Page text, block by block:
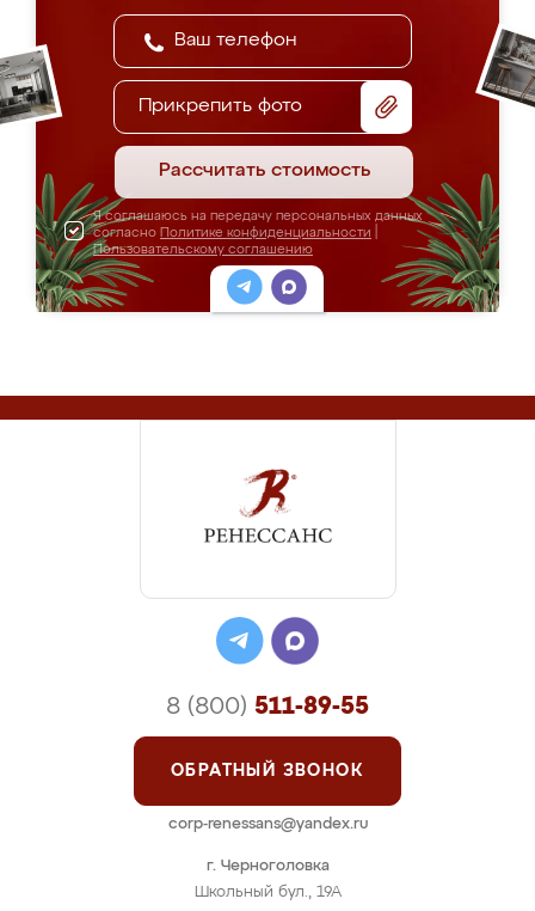
Прикрепить фото
Рассчитать стоимость
Я соглашаюсь на передачу персональных данных
согласно Политике конфиденциальности
Пользовательскому соглашению
г. Черноголовка
Школьный бул., 19А
8 (800) 511-89-55
ОБРАТНЫЙ ЗВОНОК
corp-renessans@yandex.ru